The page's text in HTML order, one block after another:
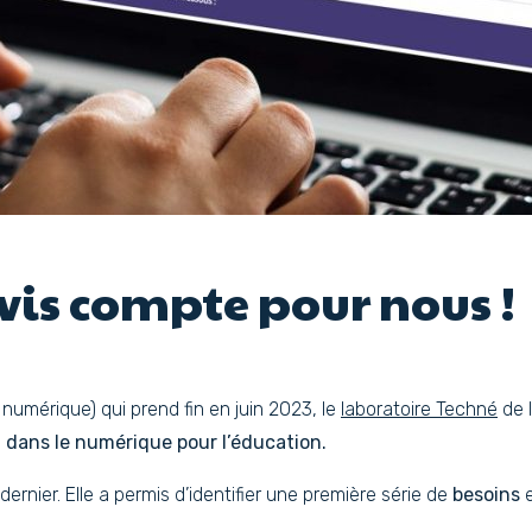
compte pour nous !
qui prend fin en juin 2023, le laboratoire Techné de
le numérique pour l’éducation.
Elle a permis d’identifier une première série de besoins